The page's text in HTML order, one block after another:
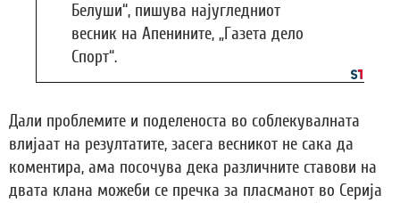
Белуши“, пишува најугледниот
весник на Апенините, „Газета дело
Спорт“.
Дали проблемите и поделеноста во соблекувалната
влијаат на резултатите, засега весникот не сака да
коментира, ама посочува дека различните ставови на
двата клана можеби се пречка за пласманот во Серија